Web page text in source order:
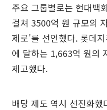
주요 그룹별로는 현대백
걸쳐 3500억 원 규모의
제로'를 선언했다. 롯데
에 달하는 1,663억 원의
제고했다.
배당 제도 역시 선진화